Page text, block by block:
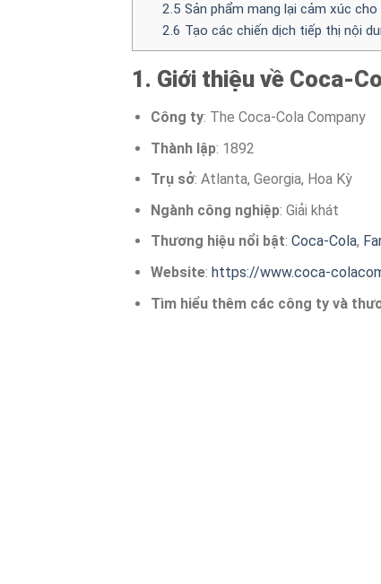
2.5 Sản phẩm mang lại cảm xúc
2.6 Tạo các chiến dịch tiếp thị nội
1. Giới thiệu về Coca-
Công ty: The Coca-Cola Company
Thành lập: 1892
Trụ sở: Atlanta, Georgia, Hoa Kỳ
Ngành công nghiệp: Giải khát
Thương hiệu nổi bật: Coca-Cola,
Website: https://www.coca-
Tìm hiểu thêm các công ty và